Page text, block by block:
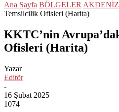
Ana Sayfa BÖLGELER AKDENİZ
Temsilcilik Ofisleri (Harita)
KKTC’nin
Ofisleri (Harita)
Yazar
Editör
-
16 Şubat 2025
1074